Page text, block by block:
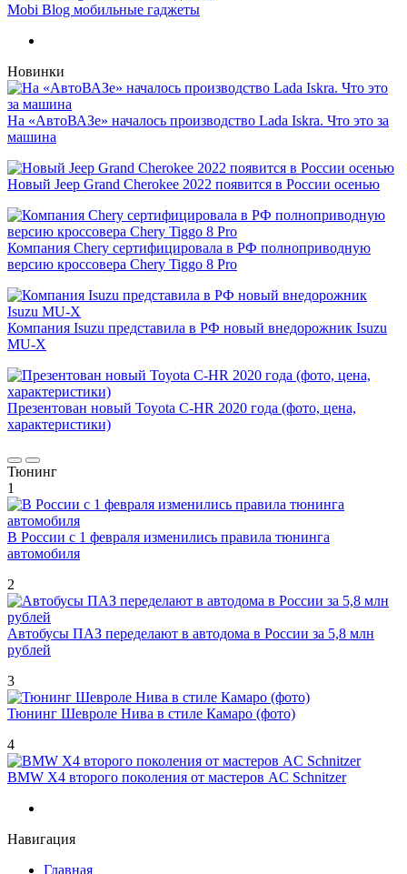
Mobi Blog мобильные гаджеты
Новинки
На «АвтоВАЗе» началось производство Lada Iskra. Что это за
машина
Новый Jeep Grand Cherokee 2022 появится в России осенью
Компания Chery сертифицировала в РФ полноприводную
версию кроссовера Chery Tiggo 8 Pro
Компания Isuzu представила в РФ новый внедорожник Isuzu
MU-X
Презентован новый Toyota C-HR 2020 года (фото, цена,
характеристики)
Тюнинг
1
В России с 1 февраля изменились правила тюнинга
автомобиля
2
Автобусы ПАЗ переделают в автодома в России за 5,8 млн
рублей
3
Тюнинг Шевроле Нива в стиле Камаро (фото)
4
BMW X4 второго поколения от мастеров AC Schnitzer
Навигация
Главная